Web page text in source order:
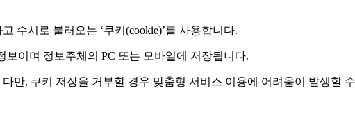
수시로 불러오는 ‘쿠키(cookie)’를 사용합니다.
이며 정보주체의 PC 또는 모바일에 저장됩니다.
만, 쿠키 저장을 거부할 경우 맞춤형 서비스 이용에 어려움이 발생할